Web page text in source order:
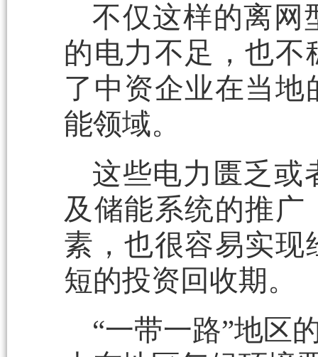
不仅这样的离网
的电力不足，也
了中资企业在当
能领域。
这些电力匮乏或
及储能系统的推
素，也很容易实现
短的投资回收期。
“一带一路”地区